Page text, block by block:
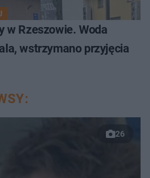
w Rzeszowie. Woda
wstrzymano przyjęcia
26